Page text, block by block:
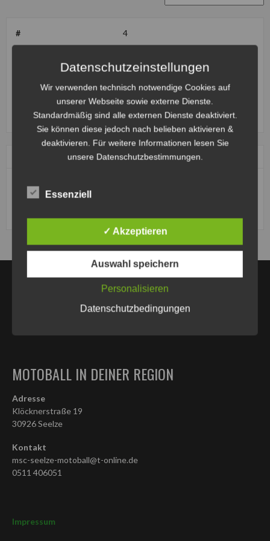
# 4
Nationalität Deutschland
Feldspieler
Aktuelle Mannschaft MBC Kierspe
Start Ergebnisse Auswärts
2023
Kierspe
ADAC
1. MSC SEELZE
Der 1. MSC Seelze e.V. im ADAC steht für die schnellste
MOTOBALL IN DEINER REGION
Adresse
Klöcknerstraße 19
30926 Seelze
Kontakt
msc-seelze-motoball@t-online.de
0511 406051
Impressum
Datenschutzeinstellungen
Wir verwenden technisch notwendige Cookies auf
unserer Webseite sowie externe Dienste.
Standardmäßig sind alle externen Dienste deaktiviert.
Sie können diese jedoch nach belieben aktivieren &
deaktivieren. Für weitere Informationen lesen Sie
unsere Datenschutzbestimmungen.
Essenziell
✓ Akzeptieren
Auswahl speichern
Personalisieren
Datenschutzbedingungen